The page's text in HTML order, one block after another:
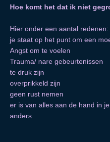
Hoe komt het dat ik niet
Hier onder een aantal redenen:
je staat op het punt om een
Angst om te voelen
Trauma/ nare gebeurtenissen
te druk zijn
overprikkeld zijn
geen rust nemen
er is van alles aan de hand in
anders